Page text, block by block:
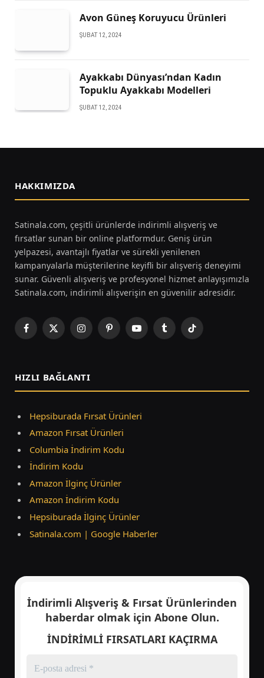
Avon Güneş Koruyucu Ürünleri
ŞUBAT 12, 2024
Ayakkabı Dünyası’ndan Kadın
Topuklu Ayakkabı Modelleri
ŞUBAT 12, 2024
HAKKIMIZDA
Satinala.com, çeşitli ürünlerde indirimli alışveriş ve
fırsatlar sunan bir online platformdur. Geniş ürün
yelpazesi, avantajlı fiyatlar ve sürekli yenilenen
kampanyalarla müşterilerine keyifli bir alışveriş deneyimi
sunar. Güvenli alışveriş ve profesyonel hizmet anlayışımızla
Satinala.com, indirimli alışverişin en güvenilir adresidir.
Facebook
X
InstagramPinterestYouTubeTumblrTikTok
HIZLI BAĞLANTI
Hepsiburada Fırsat Ürünleri
Amazon Fırsat Ürünleri
Columbia İndirim Kodu
İndirim Kodu
Amazon İlginç Ürünler
Amazon İndirim Kodu
Hepsiburada İlginç Ürünler
Satinala.com | Google Haberler
İndirimli Alışveriş & Fırsat Ürünlerinden
haberdar olmak için Abone Olun.
İNDİRİMLİ FIRSATLARI KAÇIRMA